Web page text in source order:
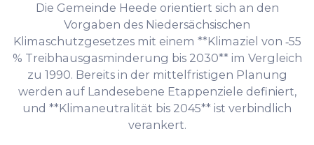
Die Gemeinde Heede orientiert sich an den
Vorgaben des Niedersächsischen
Klimaschutzgesetzes mit einem **Klimaziel von ‑55
% Treibhausgasminderung bis 2030** im Vergleich
zu 1990. Bereits in der mittelfristigen Planung
werden auf Landesebene Etappenziele definiert,
und **Klimaneutralität bis 2045** ist verbindlich
verankert.